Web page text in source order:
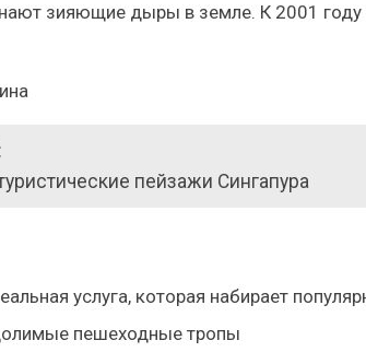
зияющие дыры в земле. К 2001
пейзажи Сингапура
услуга, которая набирает
пешеходные тропы